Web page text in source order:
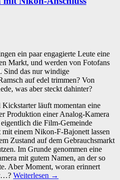
ein paar engagierte Leute eine
Markt, und werden von Fotofans
Sind das nur windige
auf edel trimmen? Von
was aber steckt dahinter?
läuft momentan eine
Produktion einer Analog-Kamera
die Film-Gemeinde
mit einem Nikon-F-Bajonett lassen
Zustand auf dem Gebrauchsmarkt
Im Grunde genommen eine
mit gutem Namen, an der so
Aber Moment, woran erinnert
Weiterlesen →